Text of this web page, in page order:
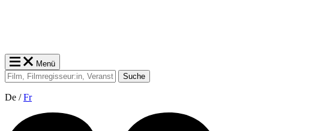
Menü
Suche
De /Fr